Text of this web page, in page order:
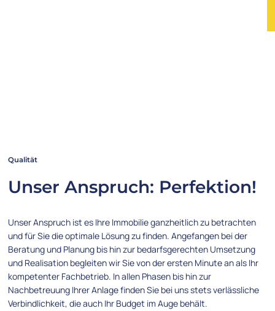
Qualität
Unser Anspruch: Perfektion!
Unser Anspruch ist es Ihre Immobilie ganzheitlich zu betrachten
und für Sie die optimale Lösung zu finden. Angefangen bei der
Beratung und Planung bis hin zur bedarfsgerechten Umsetzung
und Realisation begleiten wir Sie von der ersten Minute an als Ihr
kompetenter Fachbetrieb. In allen Phasen bis hin zur
Nachbetreuung Ihrer Anlage finden Sie bei uns stets verlässliche
Verbindlichkeit, die auch Ihr Budget im Auge behält.